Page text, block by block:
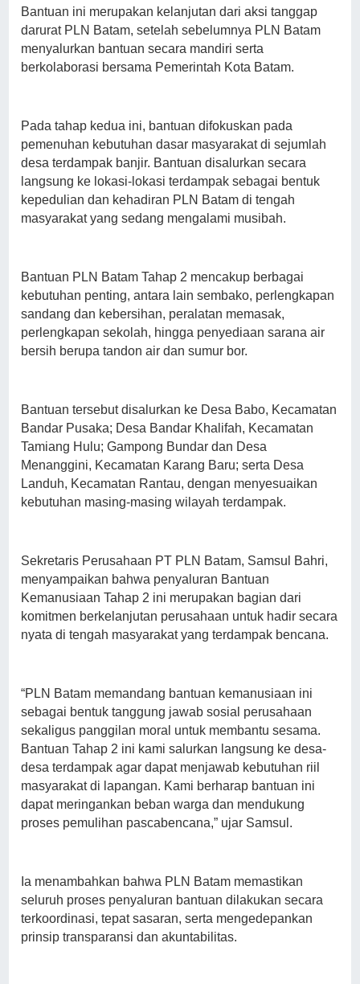
Bantuan ini merupakan kelanjutan dari aksi tanggap
darurat PLN Batam, setelah sebelumnya PLN Batam
menyalurkan bantuan secara mandiri serta
berkolaborasi bersama Pemerintah Kota Batam.
Pada tahap kedua ini, bantuan difokuskan pada
pemenuhan kebutuhan dasar masyarakat di sejumlah
desa terdampak banjir. Bantuan disalurkan secara
langsung ke lokasi-lokasi terdampak sebagai bentuk
kepedulian dan kehadiran PLN Batam di tengah
masyarakat yang sedang mengalami musibah.
Bantuan PLN Batam Tahap 2 mencakup berbagai
kebutuhan penting, antara lain sembako, perlengkapan
sandang dan kebersihan, peralatan memasak,
perlengkapan sekolah, hingga penyediaan sarana air
bersih berupa tandon air dan sumur bor.
Bantuan tersebut disalurkan ke Desa Babo, Kecamatan
Bandar Pusaka; Desa Bandar Khalifah, Kecamatan
Tamiang Hulu; Gampong Bundar dan Desa
Menanggini, Kecamatan Karang Baru; serta Desa
Landuh, Kecamatan Rantau, dengan menyesuaikan
kebutuhan masing-masing wilayah terdampak.
Sekretaris Perusahaan PT PLN Batam, Samsul Bahri,
menyampaikan bahwa penyaluran Bantuan
Kemanusiaan Tahap 2 ini merupakan bagian dari
komitmen berkelanjutan perusahaan untuk hadir secara
nyata di tengah masyarakat yang terdampak bencana.
“PLN Batam memandang bantuan kemanusiaan ini
sebagai bentuk tanggung jawab sosial perusahaan
sekaligus panggilan moral untuk membantu sesama.
Bantuan Tahap 2 ini kami salurkan langsung ke desa-
desa terdampak agar dapat menjawab kebutuhan riil
masyarakat di lapangan. Kami berharap bantuan ini
dapat meringankan beban warga dan mendukung
proses pemulihan pascabencana,” ujar Samsul.
Ia menambahkan bahwa PLN Batam memastikan
seluruh proses penyaluran bantuan dilakukan secara
terkoordinasi, tepat sasaran, serta mengedepankan
prinsip transparansi dan akuntabilitas.